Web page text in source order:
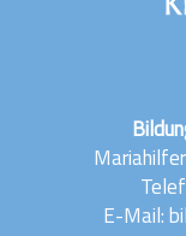
E-Mail: